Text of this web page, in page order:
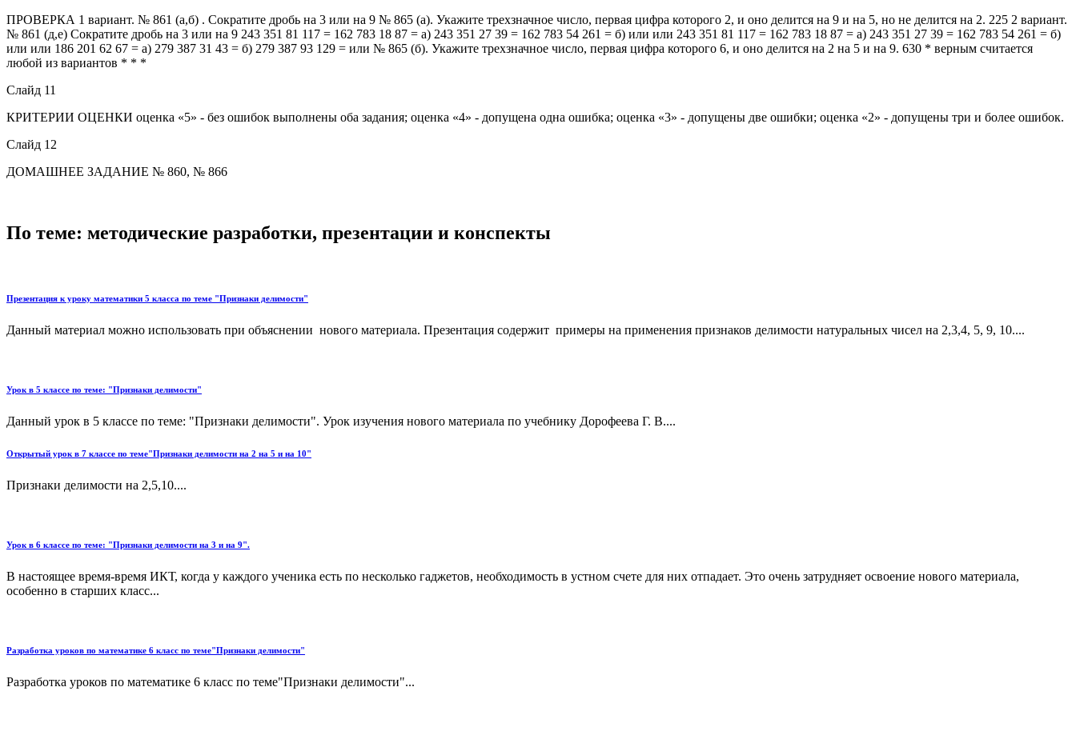
ПРОВЕРКА 1 вариант. № 861 (а,б) . Сократите дробь на 3 или на 9 № 865 (а). Укажите трехзначное число, первая цифра которого 2, и оно делится на 9 и на 5, но не делится на 2. 225 2 вариант.
№ 861 (д,е) Сократите дробь на 3 или на 9 243 351 81 117 = 162 783 18 87 = а) 243 351 27 39 = 162 783 54 261 = б) или или 243 351 81 117 = 162 783 18 87 = а) 243 351 27 39 = 162 783 54 261 = б)
или или 186 201 62 67 = а) 279 387 31 43 = б) 279 387 93 129 = или № 865 (б). Укажите трехзначное число, первая цифра которого 6, и оно делится на 2 на 5 и на 9. 630 * верным считается
любой из вариантов * * *
Слайд 11
КРИТЕРИИ ОЦЕНКИ оценка «5» - без ошибок выполнены оба задания; оценка «4» - допущена одна ошибка; оценка «3» - допущены две ошибки; оценка «2» - допущены три и более ошибок.
Слайд 12
ДОМАШНЕЕ ЗАДАНИЕ № 860, № 866
По теме: методические разработки, презентации и конспекты
Презентация к уроку математики 5 класса по теме "Признаки делимости"
Данный материал можно использовать при объяснении нового материала. Презентация содержит примеры на применения признаков делимости натуральных чисел на 2,3,4, 5, 9, 10....
Урок в 5 классе по теме: "Признаки делимости"
Данный урок в 5 классе по теме: "Признаки делимости". Урок изучения нового материала по учебнику Дорофеева Г. В....
Открытый урок в 7 классе по теме"Признаки делимости на 2 на 5 и на 10"
Признаки делимости на 2,5,10....
Урок в 6 классе по теме: "Признаки делимости на 3 и на 9".
В настоящее время-время ИКТ, когда у каждого ученика есть по несколько гаджетов, необходимость в устном счете для них отпадает. Это очень затрудняет освоение нового материала,
особенно в старших класс...
Разработка уроков по математике 6 класс по теме"Признаки делимости"
Разработка уроков по математике 6 класс по теме"Признаки делимости"...